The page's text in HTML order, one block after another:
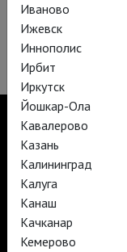
Нос
TheatreHD
TheatreHD Опера
TheatreHD Балет в кино
АРТ-ЛЕКТОРИЙ В КИНО
Иваново
Ижевск
Иннополис
Ирбит
Иркутск
Йошкар-Ола
Кавалерово
Казань
Калининград
Калуга
Канаш
Качканар
Кемерово